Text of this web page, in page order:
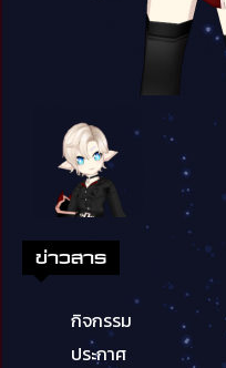
ข่าวสาร
กิจกรรม
ประกาศ